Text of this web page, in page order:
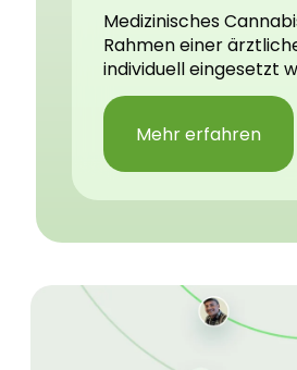
Medizinisches
Rahmen einer
individuell eingesetzt
Mehr erfahren